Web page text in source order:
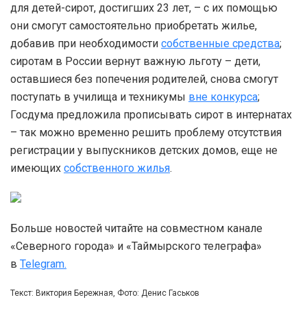
для детей-сирот, достигших 23 лет, – с их помощью
они смогут самостоятельно приобретать жилье,
добавив при необходимости собственные средства;
сиротам в России вернут важную льготу – дети,
оставшиеся без попечения родителей, снова смогут
поступать в училища и техникумы вне конкурса;
Госдума предложила прописывать сирот в интернатах
– так можно временно решить проблему отсутствия
регистрации у выпускников детских домов, еще не
имеющих собственного жилья.
Больше новостей читайте на совместном канале
«Северного города» и «Таймырского телеграфа»
в Telegram.
Текст: Виктория Бережная, Фото: Денис Гаськов